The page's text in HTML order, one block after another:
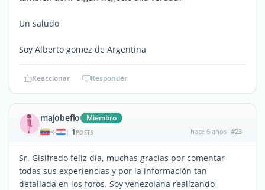
Un saludo
Soy Alberto gomez de Argentina
Reaccionar Responder
majobeflo Miembro
| 1 POSTS hace 6 años #23
Sr. Gisifredo feliz día, muchas gracias por comentar
todas sus experiencias y por la información tan
detallada en los foros. Soy venezolana realizando